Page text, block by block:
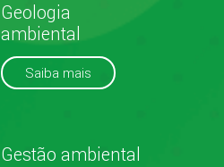
Geologia
ambiental
Saiba mais
Gestão ambiental